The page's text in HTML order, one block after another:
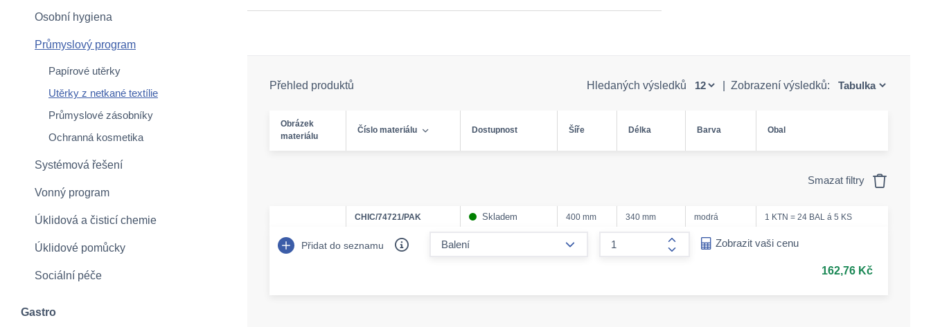
Osobní hygiena
Průmyslový program
Papírové utěrky
Utěrky z netkané textílie
Průmyslové zásobníky
Ochranná kosmetika
Systémová řešení
Vonný program
Úklidová a čisticí chemie
Úklidové pomůcky
Sociální péče
Gastro
Přehled produktů Hledaných výsledků Zobrazení výsledků:
Obrázek
materiálu
Číslo materiálu Dostupnost Šíře Délka Barva Obal
Smazat filtry
CHIC/74721/PAK Skladem 400 mm 340 mm modrá 1 KTN = 24 BAL á 5 KS
Přidat do seznamu
form.increase-amount
Zobrazit vaši cenu
162,76 Kč